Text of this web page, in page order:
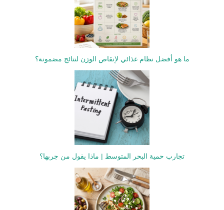
ما هو أفضل نظام غذائي لإنقاص الوزن لنتائج مضمونة؟
تجارب حمية البحر المتوسط | ماذا يقول من جربها؟